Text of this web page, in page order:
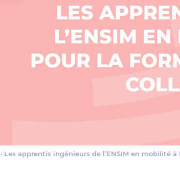
LES
L’ENSIM
POUR LA
Les apprentis ingénieurs de l’ENSIM en mobilité